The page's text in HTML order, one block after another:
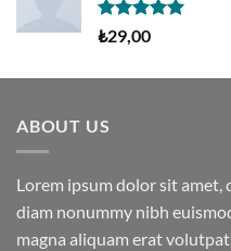
5 üzerinden
5.00oy
₺29,00
ABOUT US
Lorem ipsum dolor sit amet,
diam nonummy nibh
magna aliquam erat